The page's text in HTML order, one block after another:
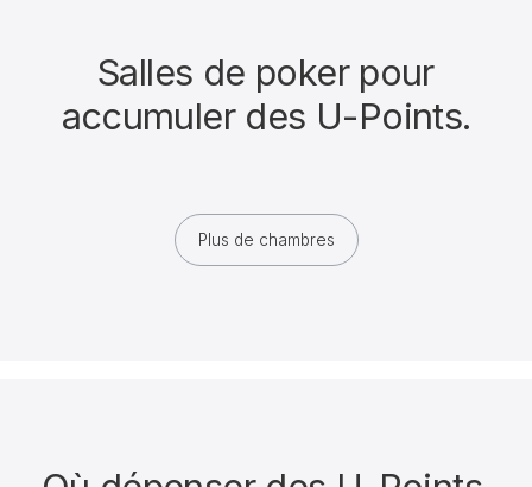
Salles de poker pour
accumuler des U-Points.
Plus de chambres